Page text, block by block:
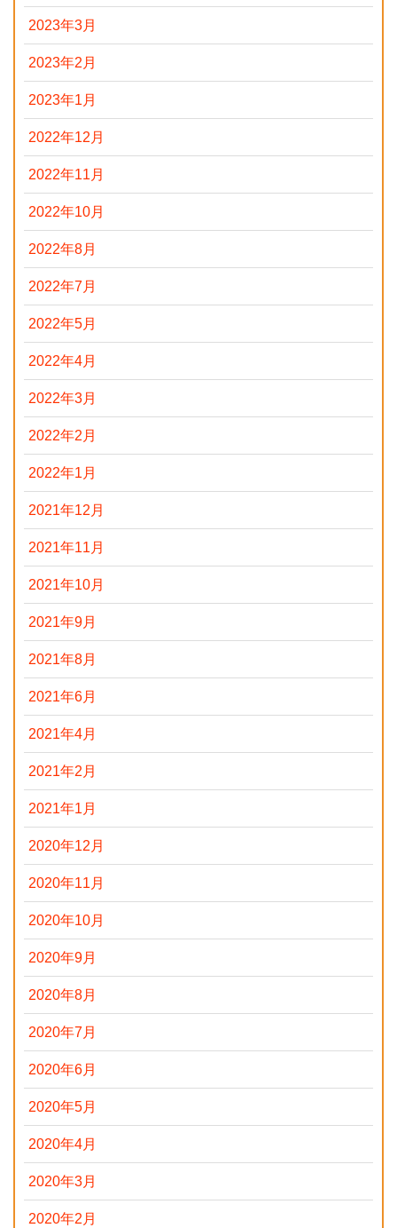
2023年3月
2023年2月
2023年1月
2022年12月
2022年11月
2022年10月
2022年8月
2022年7月
2022年5月
2022年4月
2022年3月
2022年2月
2022年1月
2021年12月
2021年11月
2021年10月
2021年9月
2021年8月
2021年6月
2021年4月
2021年2月
2021年1月
2020年12月
2020年11月
2020年10月
2020年9月
2020年8月
2020年7月
2020年6月
2020年5月
2020年4月
2020年3月
2020年2月